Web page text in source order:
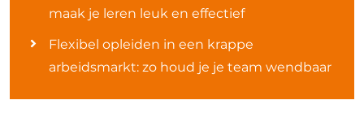
maak je leren leuk en effectief
Flexibel opleiden in een krappe
arbeidsmarkt: zo houd je je team wendbaar